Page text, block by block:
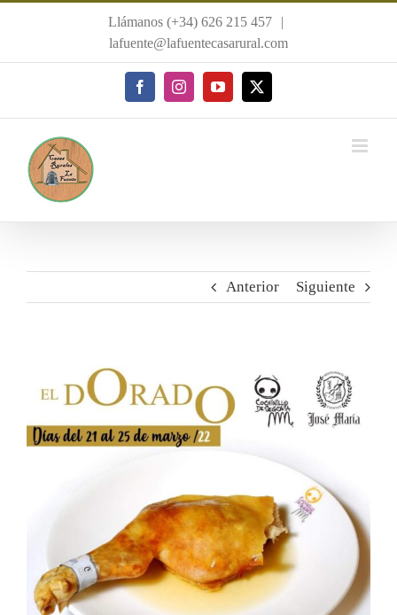
Llámanos (+34) 626 215 457
|
lafuente@lafuentecasarural.com
FacebookInstagramYouTube
X
Anterior Siguiente